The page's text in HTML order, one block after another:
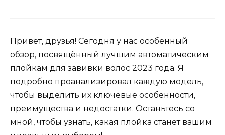
Привет, друзья! Сегодня у нас особенный
обзор, посвящённый лучшим автоматическим
плойкам для завивки волос 2023 года. Я
подробно проанализировал каждую модель,
чтобы выделить их ключевые особенности,
преимущества и недостатки. Останьтесь со
мной, чтобы узнать, какая плойка станет вашим